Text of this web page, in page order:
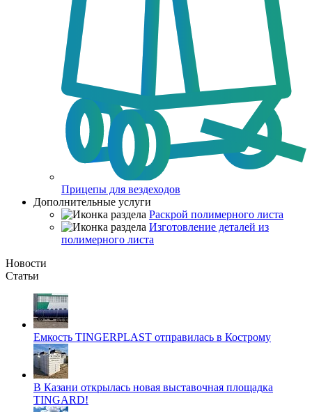
Прицепы для вездеходов
Дополнительные услуги
Раскрой полимерного листа
Изготовление деталей из
полимерного листа
Новости
Статьи
Емкость TINGERPLAST отправилась в Кострому
В Казани открылась новая выставочная площадка
TINGARD!